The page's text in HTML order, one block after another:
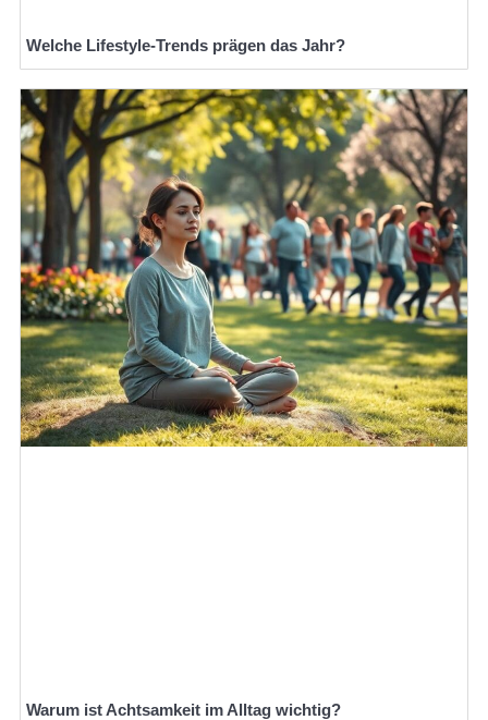
Welche Lifestyle-Trends prägen das Jahr?
Warum ist Achtsamkeit im Alltag wichtig?